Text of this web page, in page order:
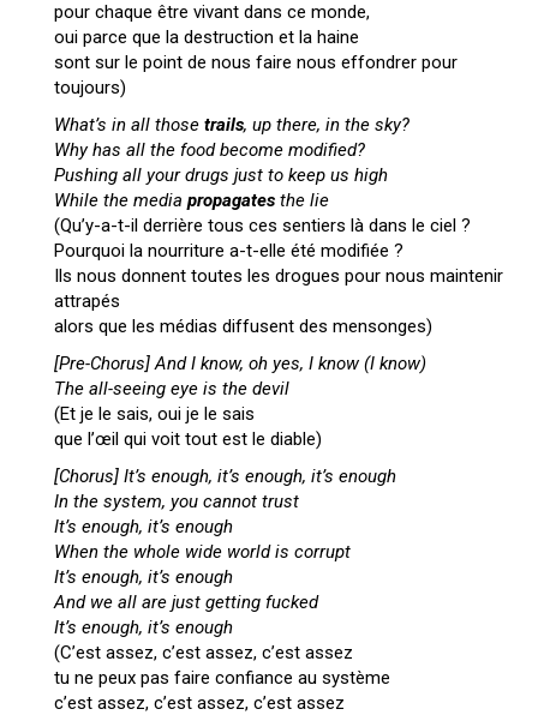
pour chaque être vivant dans ce monde,
oui parce que la destruction et la haine
sont sur le point de nous faire nous effondrer pour
toujours)
What’s in all those trails, up there, in the sky?
Why has all the food become modified?
Pushing all your drugs just to keep us high
While the media propagates the lie
(Qu’y-a-t-il derrière tous ces sentiers là dans le ciel ?
Pourquoi la nourriture a-t-elle été modifiée ?
Ils nous donnent toutes les drogues pour nous maintenir
attrapés
alors que les médias diffusent des mensonges)
[Pre-Chorus]And I know, oh yes, I know (I know)
The all-seeing eye is the devil
(Et je le sais, oui je le sais
que l’œil qui voit tout est le diable)
[Chorus] It’s enough, it’s enough, it’s enough
In the system, you cannot trust
It’s enough, it’s enough
When the whole wide world is corrupt
It’s enough, it’s enough
And we all are just getting fucked
It’s enough, it’s enough
(C’est assez, c’est assez, c’est assez
tu ne peux pas faire confiance au système
c’est assez, c’est assez, c’est assez